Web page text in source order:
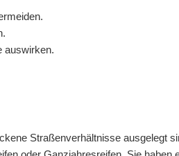
auswirken.
Straßenverhältnisse ausgelegt